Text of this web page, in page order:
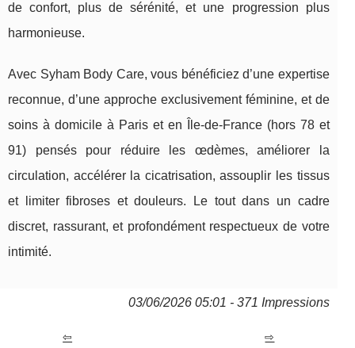
de confort, plus de sérénité, et une progression plus
harmonieuse.
Avec Syham Body Care, vous bénéficiez d’une expertise
reconnue, d’une approche exclusivement féminine, et de
soins à domicile à Paris et en Île-de-France (hors 78 et
91) pensés pour réduire les œdèmes, améliorer la
circulation, accélérer la cicatrisation, assouplir les tissus
et limiter fibroses et douleurs. Le tout dans un cadre
discret, rassurant, et profondément respectueux de votre
intimité.
03/06/2026 05:01 - 371 Impressions